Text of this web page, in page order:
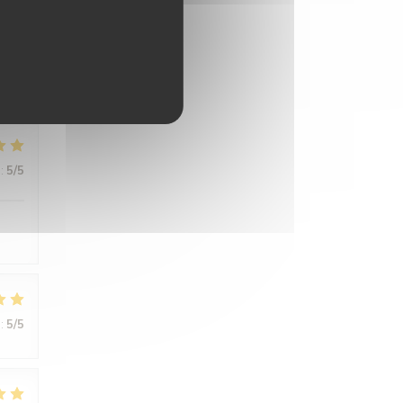
: 5/5
: 5/5